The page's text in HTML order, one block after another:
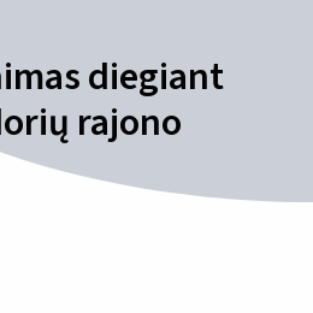
diegiant
rajono